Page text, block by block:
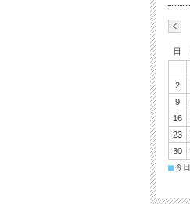
日
2
9
16
23
30
■今日